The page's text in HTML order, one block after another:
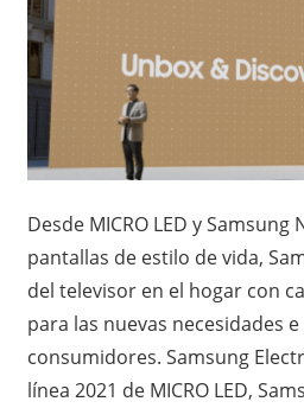
Desde MICRO LED y Samsung
pantallas de estilo de vida,
del televisor en el hogar con
para las nuevas necesidades
consumidores. Samsung
línea 2021 de MICRO LED,